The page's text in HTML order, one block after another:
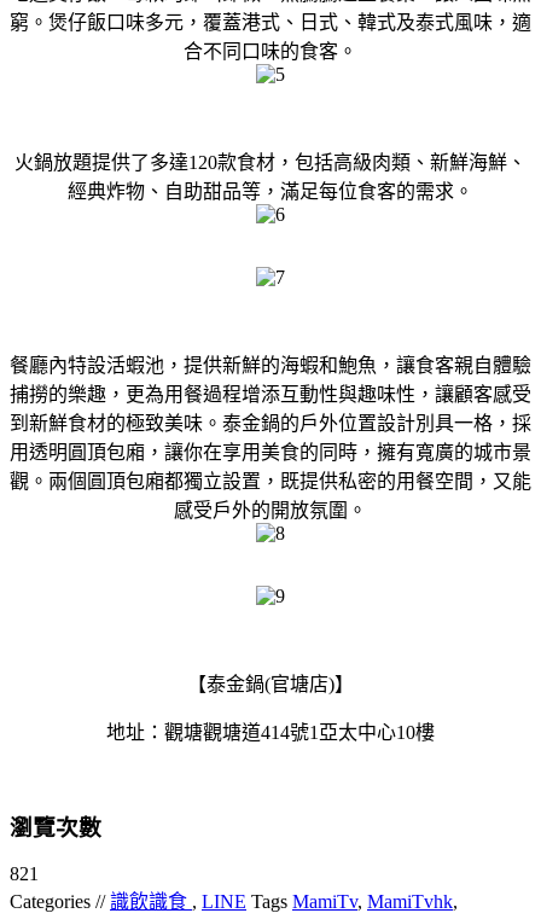
窮。煲仔飯口味多元，覆蓋港式、日式、韓式及泰式風味，適
合不同口味的食客。
火鍋放題提供了多達120款食材，包括高級肉類、新鮮海鮮、
經典炸物、自助甜品等，滿足每位食客的需求。
餐廳內特設活蝦池，提供新鮮的海蝦和鮑魚，讓食客親自體驗
捕撈的樂趣，更為用餐過程增添互動性與趣味性，讓顧客感受
到新鮮食材的極致美味。泰金鍋的戶外位置設計別具一格，採
用透明圓頂包廂，讓你在享用美食的同時，擁有寬廣的城市景
觀。兩個圓頂包廂都獨立設置，既提供私密的用餐空間，又能
感受戶外的開放氛圍。
【泰金鍋(官塘店)】
地址：觀塘觀塘道414號1亞太中心10樓
瀏覽次數
821
Categories //識飲識食 , LINE Tags MamiTv, MamiTvhk,